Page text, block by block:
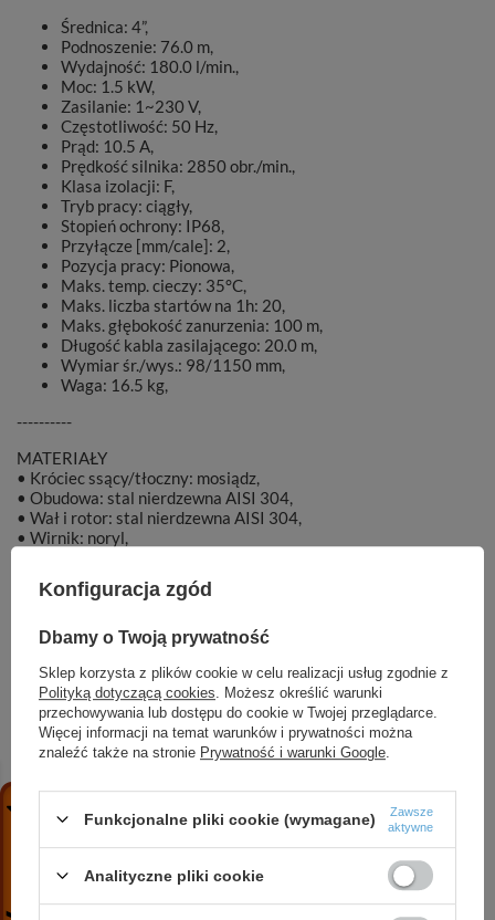
Średnica: 4”,
Podnoszenie: 76.0 m,
Wydajność: 180.0 l/min.,
Moc: 1.5 kW,
Zasilanie: 1~230 V,
Częstotliwość: 50 Hz,
Prąd: 10.5 A,
Prędkość silnika: 2850 obr./min.,
Klasa izolacji: F,
Tryb pracy: ciągły,
Stopień ochrony: IP68,
Przyłącze [mm/cale]: 2,
Pozycja pracy: Pionowa,
Maks. temp. cieczy: 35°C,
Maks. liczba startów na 1h: 20,
Maks. głębokość zanurzenia: 100 m,
Długość kabla zasilającego: 20.0 m,
Wymiar śr./wys.: 98/1150 mm,
Waga: 16.5 kg,
----------
MATERIAŁY
• Króciec ssący/tłoczny: mosiądz,
• Obudowa: stal nierdzewna AISI 304,
• Wał i rotor: stal nierdzewna AISI 304,
• Wirnik: noryl,
• Uszczelnienie mechaniczne: Ceramika/SiC/NBR,
• Silnik chłodzony olejem.
Marka DAMBAT
Konfiguracja zgód
Dbamy o Twoją prywatność
Sklep korzysta z plików cookie w celu realizacji usług zgodnie z
Polityką dotyczącą cookies . Możesz określić warunki
przechowywania lub dostępu do cookie w Twojej przeglądarce.
Więcej informacji na temat warunków i prywatności można
znaleźć także na stronie Prywatność i warunki Google
Funkcjonalne pliki cookie (wymagane)
Zawsze
aktywne
Analityczne pliki cookie